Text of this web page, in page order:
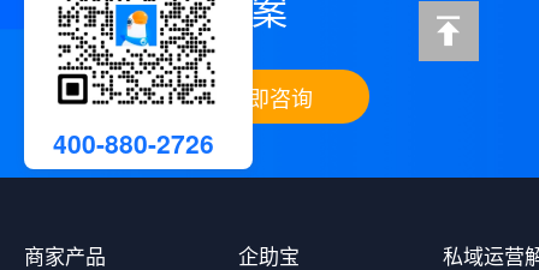
立即咨询
商家产品 企助宝 私域运营
400-880-2726